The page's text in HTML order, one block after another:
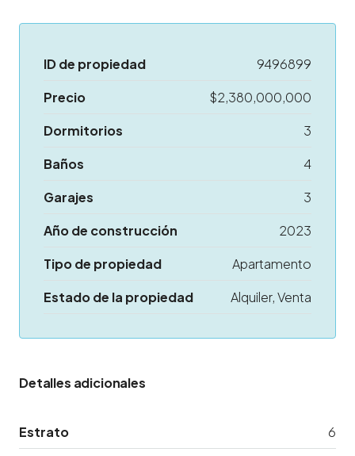
ID de propiedad
9496899
Precio
$2,380,000,000
Dormitorios
3
Baños
4
Garajes
3
Año de construcción
2023
Tipo de propiedad
Apartamento
Estado de la propiedad
Alquiler, Venta
Detalles adicionales
Estrato
6